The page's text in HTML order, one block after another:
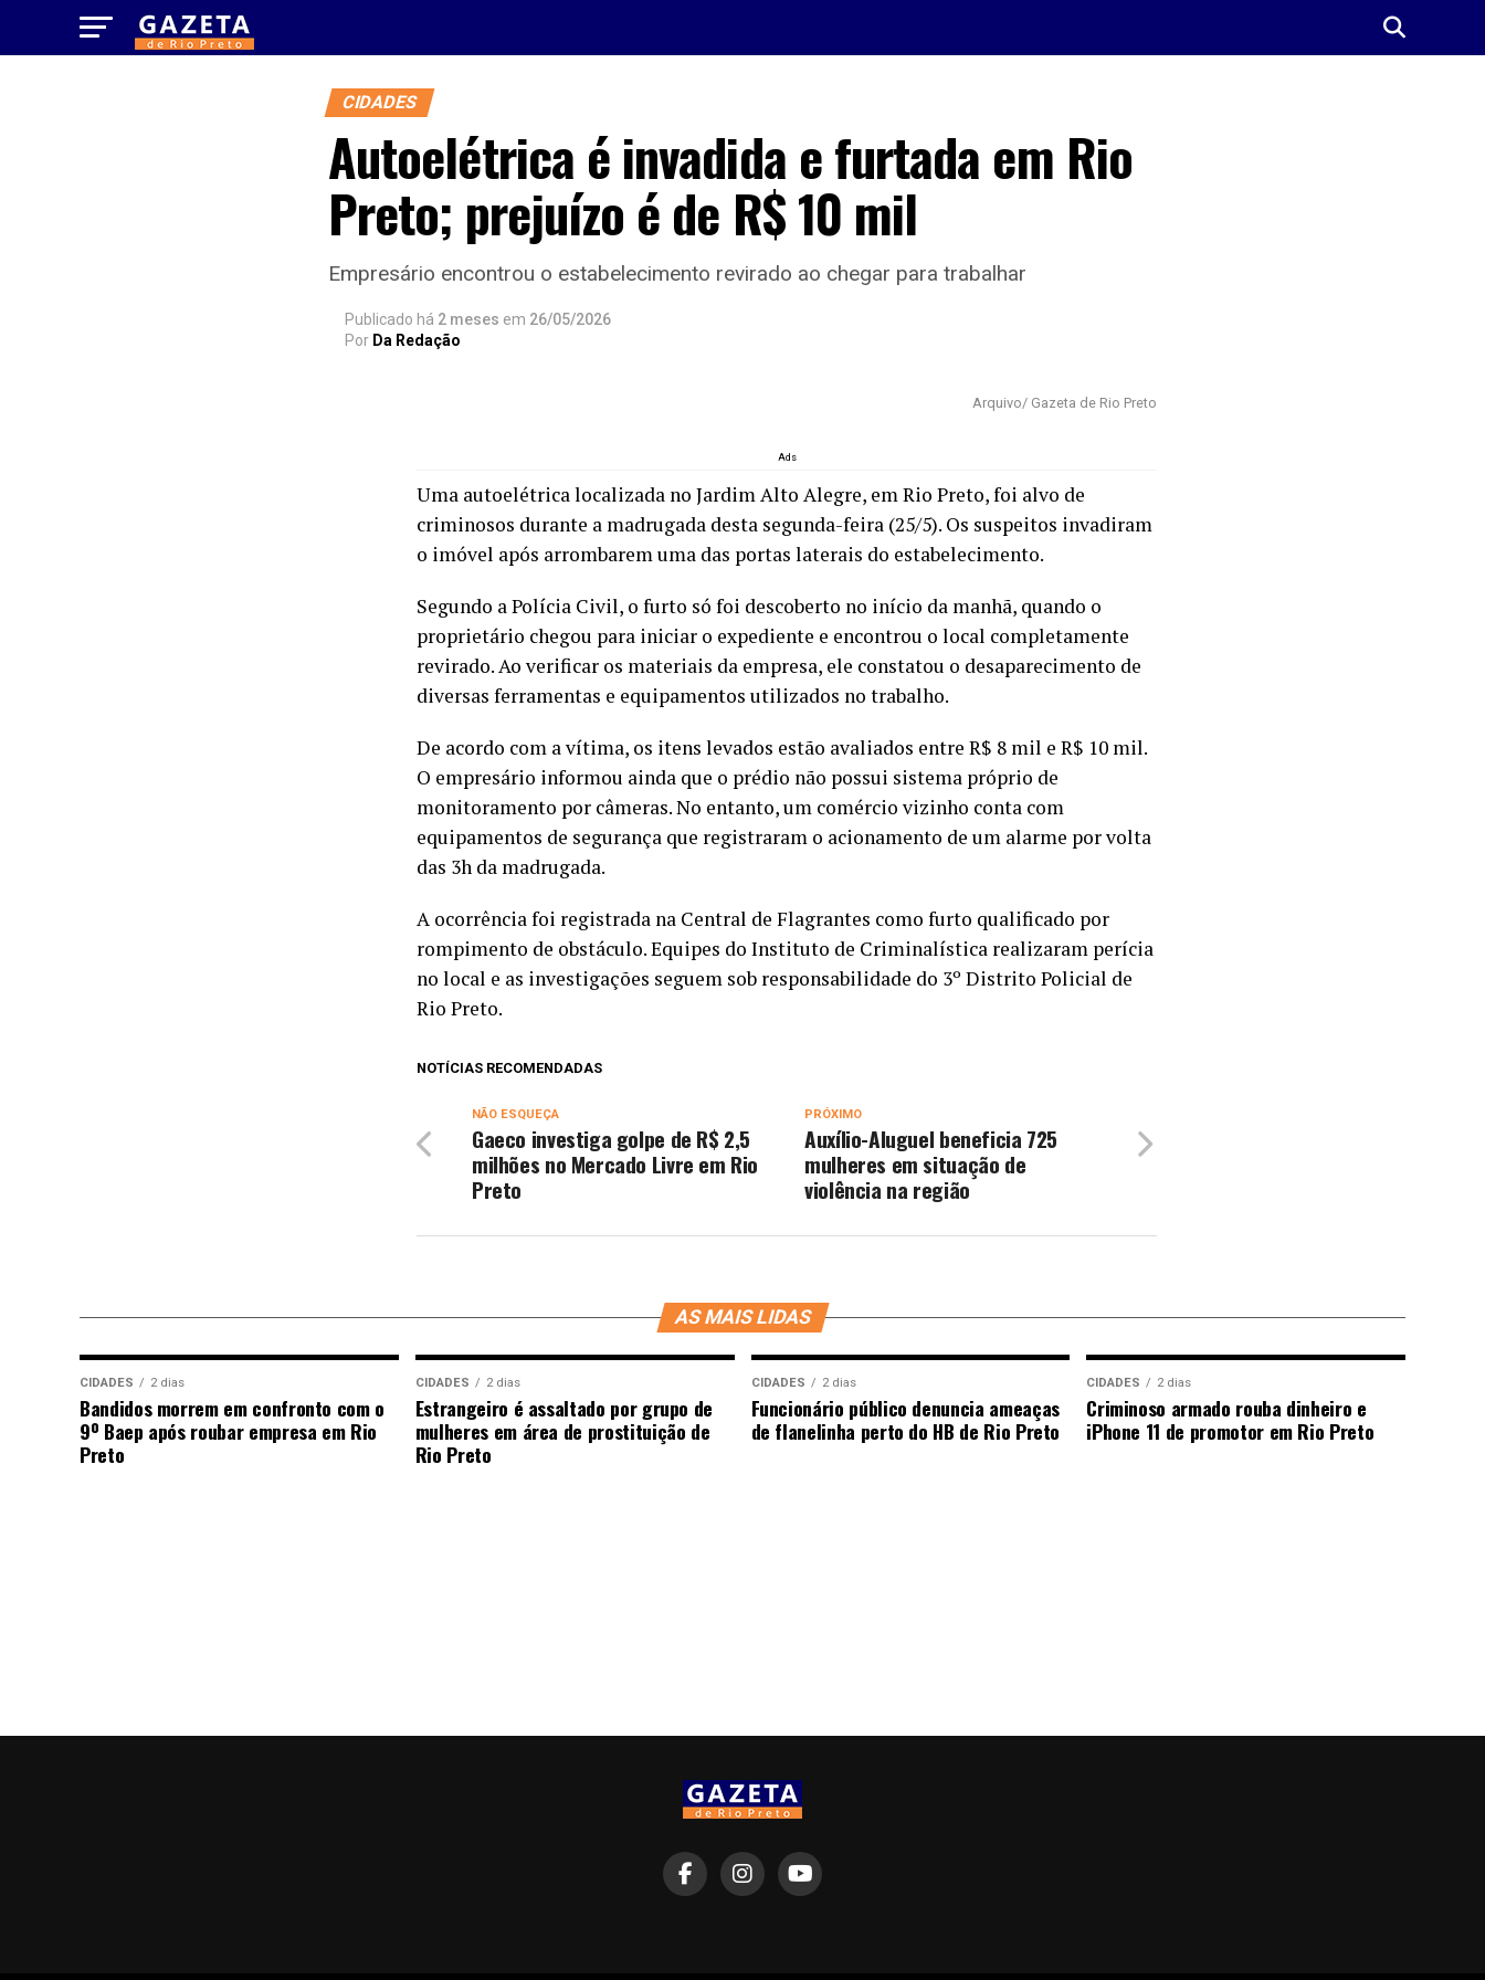
CIDADES
Autoelétrica é invadida e furtada em Rio
Preto; prejuízo é de R$ 10 mil
Empresário encontrou o estabelecimento revirado ao chegar para trabalhar
Publicado há 2 meses em 26/05/2026
Por Da Redação
Arquivo/ Gazeta de Rio Preto
Ads
Uma autoelétrica localizada no Jardim Alto Alegre, em Rio Preto, foi alvo de
criminosos durante a madrugada desta segunda-feira (25/5). Os suspeitos invadiram
o imóvel após arrombarem uma das portas laterais do estabelecimento.
Segundo a Polícia Civil, o furto só foi descoberto no início da manhã, quando o
proprietário chegou para iniciar o expediente e encontrou o local completamente
revirado. Ao verificar os materiais da empresa, ele constatou o desaparecimento de
diversas ferramentas e equipamentos utilizados no trabalho.
De acordo com a vítima, os itens levados estão avaliados entre R$ 8 mil e R$ 10 mil.
O empresário informou ainda que o prédio não possui sistema próprio de
monitoramento por câmeras. No entanto, um comércio vizinho conta com
equipamentos de segurança que registraram o acionamento de um alarme por volta
das 3h da madrugada.
A ocorrência foi registrada na Central de Flagrantes como furto qualificado por
rompimento de obstáculo. Equipes do Instituto de Criminalística realizaram perícia
no local e as investigações seguem sob responsabilidade do 3º Distrito Policial de
Rio Preto.
NOTÍCIAS RECOMENDADAS
PRÓXIMO
Auxílio-Aluguel beneficia 725
mulheres em situação de
violência na região
NÃO ESQUEÇA
Gaeco investiga golpe de R$ 2,5
milhões no Mercado Livre em Rio
Preto
AS MAIS LIDAS
CIDADES 2 dias
Bandidos morrem em confronto com o
9º Baep após roubar empresa em Rio
Preto
CIDADES 2 dias
Estrangeiro é assaltado por grupo de
mulheres em área de prostituição de
Rio Preto
CIDADES 2 dias
Funcionário público denuncia ameaças
de flanelinha perto do HB de Rio Preto
CIDADES 2 dias
Criminoso armado rouba dinheiro e
iPhone 11 de promotor em Rio Preto